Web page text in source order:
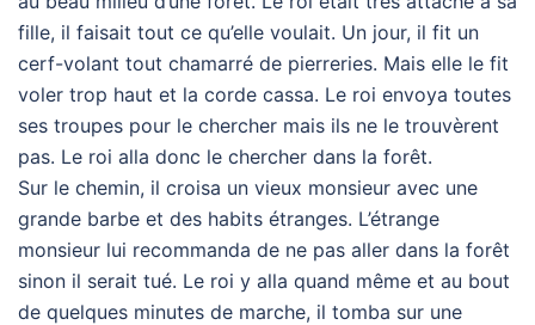
fille, il faisait tout ce qu’elle voulait. Un jour, il fit un
cerf-volant tout chamarré de pierreries. Mais elle le fit
voler trop haut et la corde cassa. Le roi envoya toutes
ses troupes pour le chercher mais ils ne le trouvèrent
pas. Le roi alla donc le chercher dans la forêt.
Sur le chemin, il croisa un vieux monsieur avec une
grande barbe et des habits étranges. L’étrange
monsieur lui recommanda de ne pas aller dans la forêt
sinon il serait tué. Le roi y alla quand même et au bout
de quelques minutes de marche, il tomba sur une